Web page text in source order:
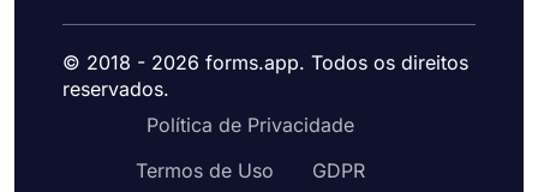
© 2018 - 2026 forms.app. Todos os direitos
reservados.
Política de Privacidade
Termos de Uso
GDPR